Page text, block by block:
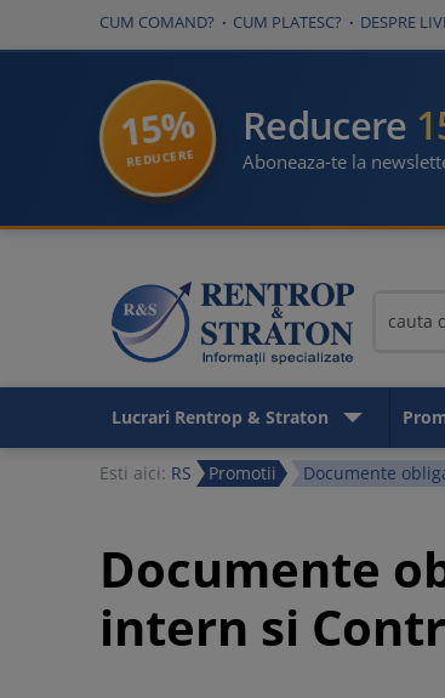
CUM COMAND? CUM PLATESC? DESPRE
15%
REDUCERE
Reducere
Aboneaza-te la
Lucrari Rentrop & Straton
Esti aici: RS Promotii Documente
Documente
intern si